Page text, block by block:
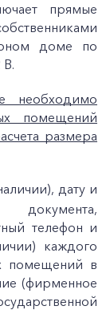
прямые
доме по
В.
необходимо
помещений
размера
дату и
телефон и
каждого
помещений в
(фирменное